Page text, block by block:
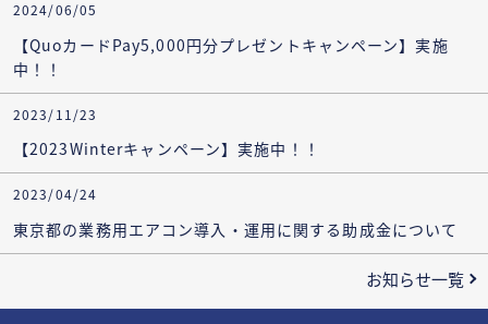
2024/06/05
【QuoカードPay5,000円分プレゼントキャンペーン】実施
中！！
2023/11/23
【2023Winterキャンペーン】実施中！！
2023/04/24
東京都の業務用エアコン導入・運用に関する助成金について
お知らせ一覧